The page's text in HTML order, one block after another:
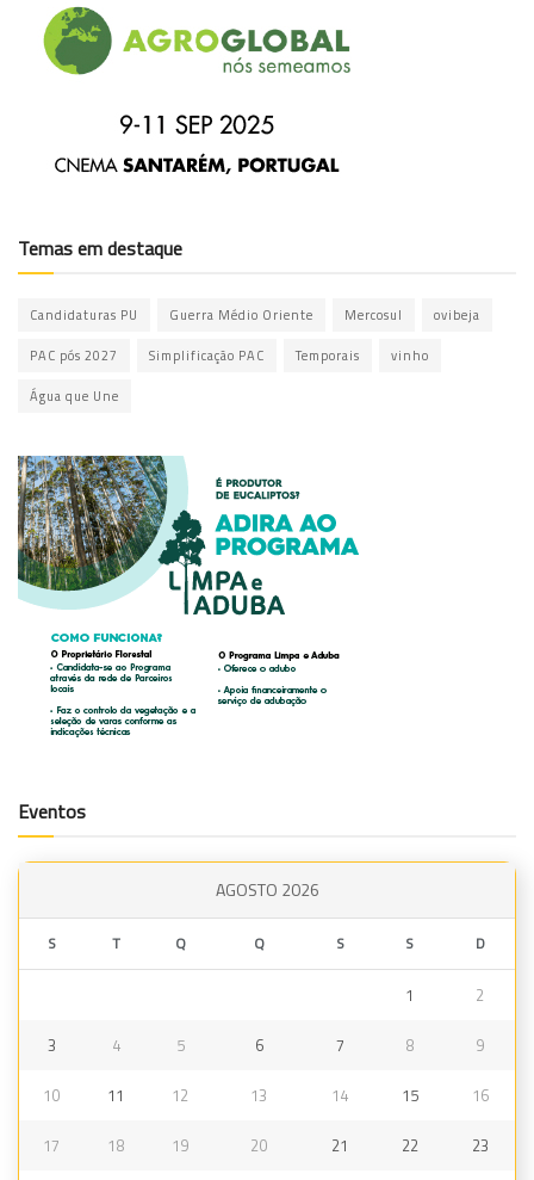
Temas em destaque
Candidaturas PU Guerra Médio Oriente Mercosul ovibeja
PAC pós 2027 Simplificação PAC Temporais vinho
Água que Une
Eventos
AGOSTO 2026
S T Q Q S S D
1 2
3 4 5 6 7 8 9
10 11 12 13 14 15 16
17 18 19 20 21 22 23